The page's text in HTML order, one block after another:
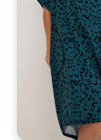
Velikost: